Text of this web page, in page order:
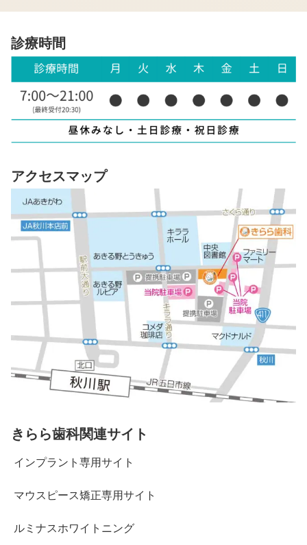
診療時間
アクセスマップ
きらら歯科関連サイト
インプラント専用サイト
マウスピース矯正専用サイト
ルミナスホワイトニング